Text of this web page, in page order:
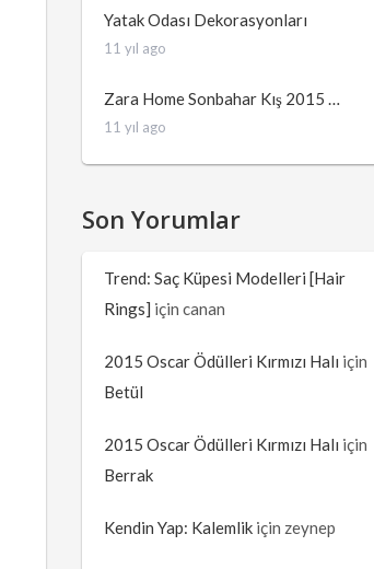
Yatak Odası Dekorasyonları
11 yıl ago
Zara Home Sonbahar Kış 2015 …
11 yıl ago
Son Yorumlar
Trend: Saç Küpesi Modelleri [Hair
Rings] için canan
2015 Oscar Ödülleri Kırmızı Halı için
Betül
2015 Oscar Ödülleri Kırmızı Halı için
Berrak
Kendin Yap: Kalemlik için zeynep